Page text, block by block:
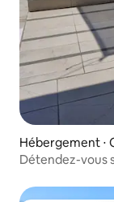
Hébergement ⋅
Détendez-vous